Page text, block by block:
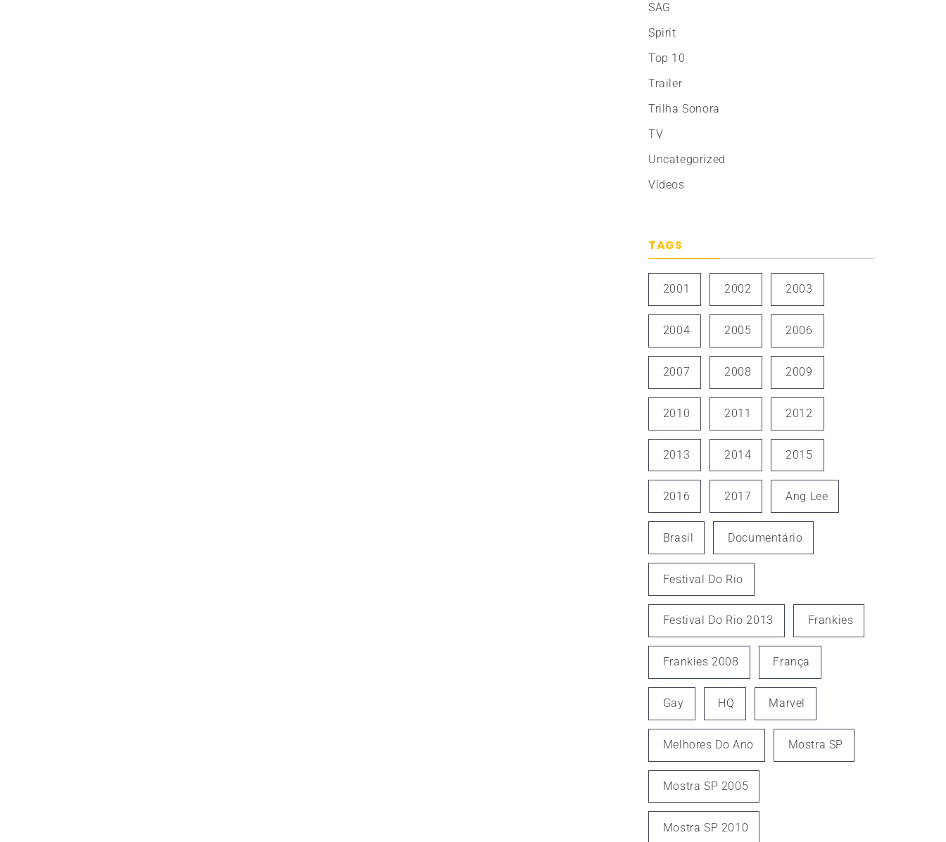
SAG
Spirit
Top 10
Trailer
Trilha Sonora
TV
Uncategorized
Vídeos
TAGS
2001 2002 2003
2004 2005 2006
2007 2008 2009
2010 2011 2012
2013 2014 2015
2016 2017 Ang Lee
Brasil Documentário
Festival Do Rio
Festival Do Rio 2013 Frankies
Frankies 2008 França
Gay HQ Marvel
Melhores Do Ano Mostra SP
Mostra SP 2005
Mostra SP 2010